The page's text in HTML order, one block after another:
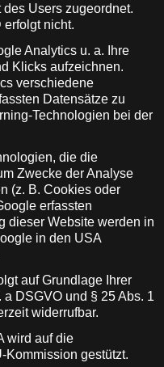
Users zugeordnet.
erfolgt nicht.
Analytics u. a. Ihre
Klicks aufzeichnen.
verschiedene
Datensätze zu
Technologien bei der
die die
Zwecke der Analyse
(z. B. Cookies oder
erfassten
dieser Website werden in
in den USA
auf Grundlage Ihrer
DSGVO und § 25 Abs. 1
widerrufbar.
wird auf die
Kommission gestützt.